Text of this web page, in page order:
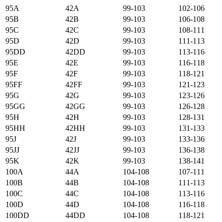
95А
42А 99-103
102-106
95B
42B 99-103
106-108
95C
42C 99-103
108-111
95D
42D 99-103
111-113
95DD
42DD 99-103
113-116
95E
42E 99-103
116-118
95F
42F 99-103
118-121
95FF
42FF 99-103
121-123
95G
42G 99-103
123-126
95GG
42GG 99-103
126-128
95H
42H 99-103
128-131
95HH
42HH 99-103
131-133
95J
42J 99-103
133-136
95JJ
42JJ 99-103
136-138
95K
42K 99-103
138-141
100А
44А 104-108
107-111
100B
44B 104-108
111-113
100C
44C 104-108
113-116
100D
44D 104-108
116-118
100DD
44DD 104-108
118-121